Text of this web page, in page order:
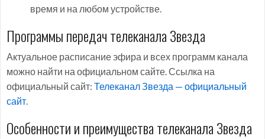
время и на любом устройстве.
Программы передач телеканала Звезда
Актуальное расписание эфира и всех программ канала
можно найти на официальном сайте. Ссылка на
официальный сайт: Телеканал Звезда — официальный
сайт.
Особенности и преимущества телеканала Звезда